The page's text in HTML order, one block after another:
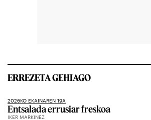
ERREZETA GEHIAGO
2026KO EKAINAREN 19A
Entsalada errusiar freskoa
IKER MARKINEZ